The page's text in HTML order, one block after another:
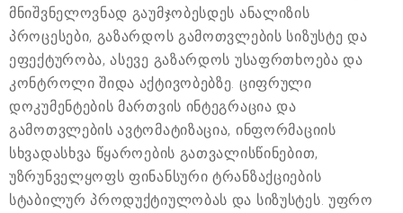
მნიშვნელოვნად გაუმჯობესდეს ანალიზის
პროცესები, გაზარდოს გამოთვლების სიზუსტე და
ეფექტურობა, ასევე გაზარდოს უსაფრთხოება და
კონტროლი შიდა აქტივობებზე. ციფრული
დოკუმენტების მართვის ინტეგრაცია და
გამოთვლების ავტომატიზაცია, ინფორმაციის
სხვადასხვა წყაროების გათვალისწინებით,
უზრუნველყოფს ფინანსური ტრანზაქციების
სტაბილურ პროდუქტიულობას და სიზუსტეს. უფრო